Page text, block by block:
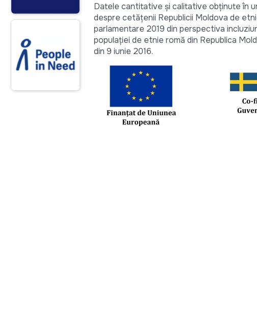
Datele cantitative și calitative obținute în
despre cetățenii Republicii Moldova de
parlamentare 2019 din perspectiva
populaţiei de etnie romă din Republica
din 9 iunie 2016.